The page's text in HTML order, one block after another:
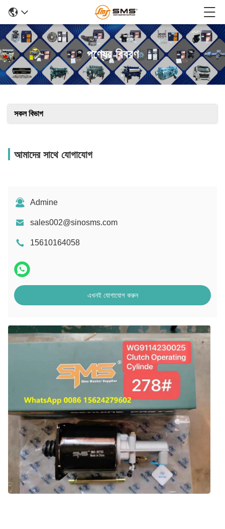
পণ্যের বিবরণ
সকল বিভাগ
আমাদের সাথে যোগাযোগ
Admine
sales002@sinosms.com
15610164058
এখনই যোগাযোগ করুন